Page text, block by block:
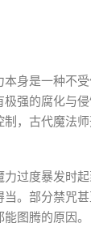
身是一种不
强的腐化与
，古代魔法
过度暴发时
。部分禁咒
图腾的原因。